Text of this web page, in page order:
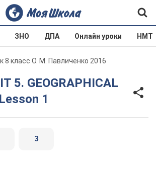
ЗНО ДПА Онлайн уроки НМТ
8 класс О. М. Павличенко 2016
1
3